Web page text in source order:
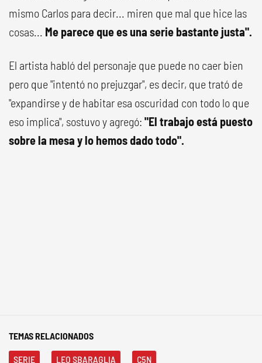
mismo Carlos para decir... miren que mal que hice las
cosas... Me parece que es una serie bastante justa".
El artista habló del personaje que puede no caer bien
pero que "intentó no prejuzgar", es decir, que trató de
"expandirse y de habitar esa oscuridad con todo lo que
eso implica", sostuvo y agregó: "El trabajo está puesto
sobre la mesa y lo hemos dado todo".
TEMAS RELACIONADOS
SERIE LEO SBARAGLIA C5N